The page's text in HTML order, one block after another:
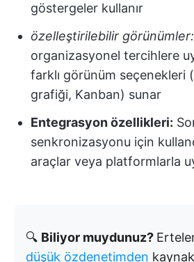
göstergeler kullanır
özelleştirilebilir görünümler:
organizasyonel tercihlere
farklı görünüm seçenekleri
grafiği, Kanban) sunar
Entegrasyon özellikleri:
senkronizasyonu için
araçlar veya platformlarla
🔍 Biliyor muydunuz?
düşük özdenetimden